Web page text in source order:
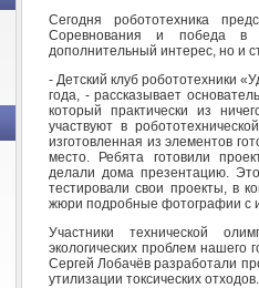
Сегодня робототехника
Соревнования и победа в
дополнительный интерес, но и
- Детский клуб робототехники
года, - рассказывает
который практически из
участвуют в
изготовленная из элементов
место. Ребята готовили
делали дома презентацию.
тестировали свои проекты, в
жюри подробные фотографии с
Участники технической
экологических проблем
Сергей Лобачёв разработали
утилизации токсических отходов.